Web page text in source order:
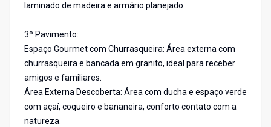
laminado de madeira e armário planejado.
3º Pavimento:
Espaço Gourmet com Churrasqueira: Área externa com
churrasqueira e bancada em granito, ideal para receber
amigos e familiares.
Área Externa Descoberta: Área com ducha e espaço verde
com açaí, coqueiro e bananeira, conforto contato com a
natureza.